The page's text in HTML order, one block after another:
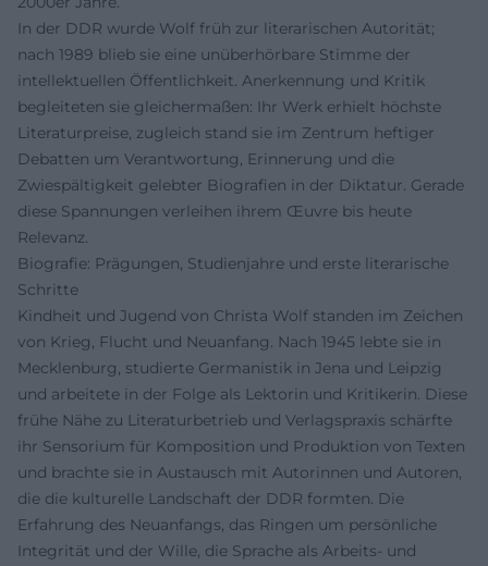
In der DDR wurde Wolf früh zur literarischen Autorität;
nach 1989 blieb sie eine unüberhörbare Stimme der
intellektuellen Öffentlichkeit. Anerkennung und Kritik
begleiteten sie gleichermaßen: Ihr Werk erhielt höchste
Literaturpreise, zugleich stand sie im Zentrum heftiger
Debatten um Verantwortung, Erinnerung und die
Zwiespältigkeit gelebter Biografien in der Diktatur. Gerade
diese Spannungen verleihen ihrem Œuvre bis heute
Relevanz.
Biografie: Prägungen, Studienjahre und erste literarische
Schritte
Kindheit und Jugend von Christa Wolf standen im Zeichen
von Krieg, Flucht und Neuanfang. Nach 1945 lebte sie in
Mecklenburg, studierte Germanistik in Jena und Leipzig
und arbeitete in der Folge als Lektorin und Kritikerin. Diese
frühe Nähe zu Literaturbetrieb und Verlagspraxis schärfte
ihr Sensorium für Komposition und Produktion von Texten
und brachte sie in Austausch mit Autorinnen und Autoren,
die die kulturelle Landschaft der DDR formten. Die
Erfahrung des Neuanfangs, das Ringen um persönliche
Integrität und der Wille, die Sprache als Arbeits- und